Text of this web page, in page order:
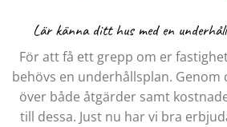
Lär känna ditt hus med en
För att få ett grepp om er
behövs en underhållsplan.
över både åtgärder samt
till dessa. Just nu har vi bra